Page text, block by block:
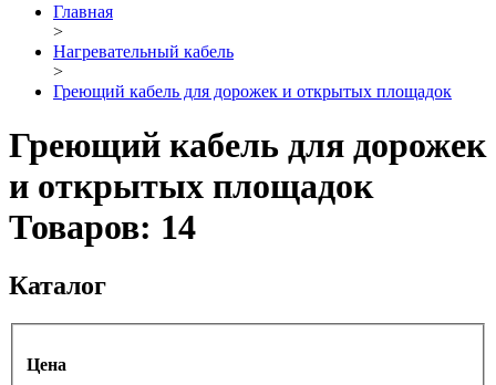
Главная
>
Нагревательный кабель
>
Греющий кабель для дорожек и открытых площадок
Греющий кабель для дорожек
и открытых площадок
Товаров: 14
Каталог
Цена